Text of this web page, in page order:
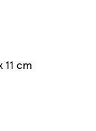
11 cm